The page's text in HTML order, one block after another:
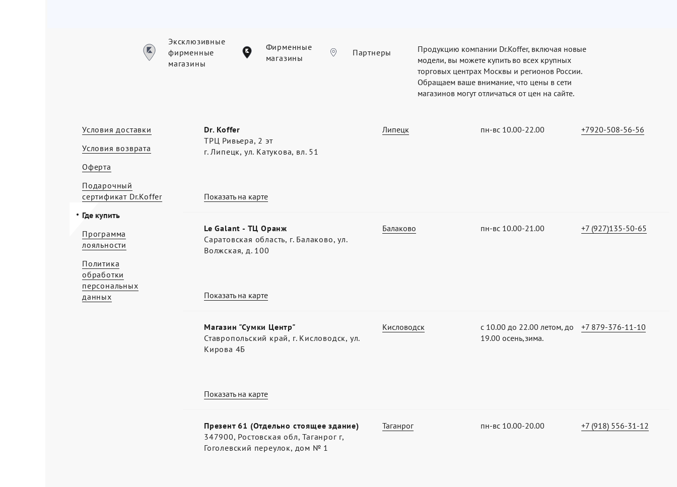
Эксклюзивные
фирменные
магазины
Фирменные
магазины
Партнеры
Продукцию компании Dr.Koffer, включая новые
модели, вы можете купить во всех крупных
торговых центрах Москвы и регионов России.
Обращаем ваше внимание, что цены в сети
магазинов могут отличаться от цен на сайте.
Условия доставки
Условия возврата
Оферта
Подарочный
сертификат Dr.Koffer
Где купить
Программа
лояльности
Политика
обработки
персональных
данных
Показать на карте
Dr. Koffer
ТРЦ Ривьера, 2 эт
г. Липецк, ул. Катукова, вл. 51
Липецк пн-вс 10.00-22.00 +7920-508-56-56
Показать на карте
Le Galant - ТЦ Оранж
Саратовская область, г. Балаково, ул.
Волжская, д. 100
Балаково пн-вс 10.00-21.00 +7 (927)135-50-65
Показать на карте
Магазин "Сумки Центр"
Ставропольский край, г. Кисловодск, ул.
Кирова 4Б
Кисловодск
с 10.00 до 22.00 летом, до
19.00 осень,зима.
+7 879-376-11-10
Презент 61 (Отдельно стоящее здание)
347900, Ростовская обл, Таганрог г,
Гоголевский переулок, дом № 1
Таганрог пн-вс 10.00-20.00 +7 (918) 556-31-12